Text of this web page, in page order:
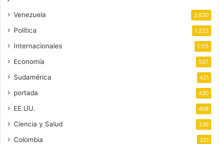
Venezuela 3.630
Política 1.222
Internacionales 1.115
Economía 507
Sudamérica 431
portada 430
EE.UU. 408
Ciencia y Salud 336
Colombia 331